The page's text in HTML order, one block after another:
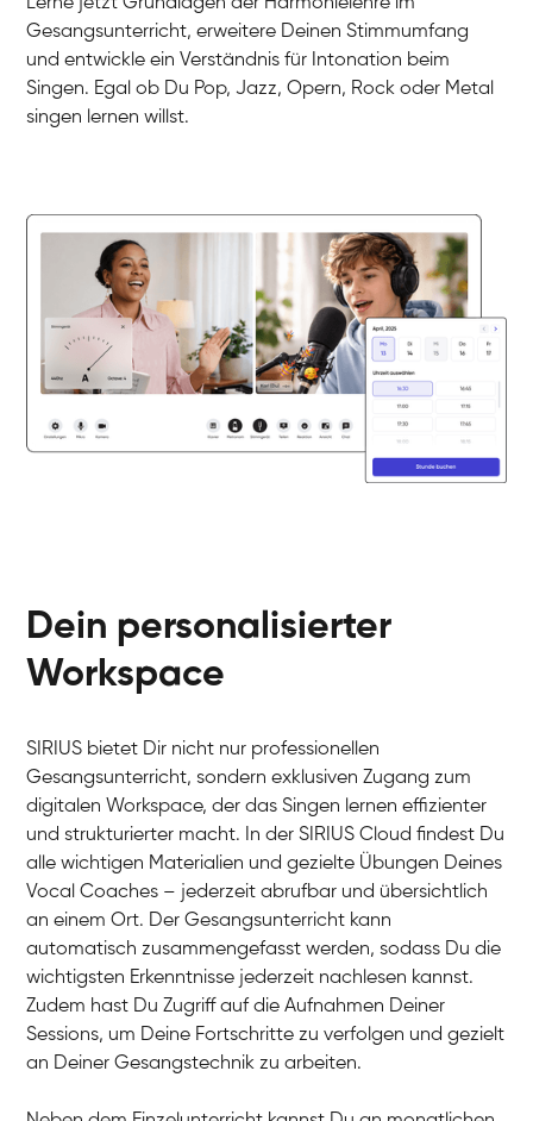
Gesang / Vocal
Gesang / Vocal
Gesang / Vocal
Lerne jetzt Grundlagen der Harmonielehre im
Gesangsunterricht, erweitere Deinen Stimmumfang
und entwickle ein Verständnis für Intonation beim
Singen. Egal ob Du Pop, Jazz, Opern, Rock oder Metal
singen lernen willst.
Dein personalisierter
Workspace
SIRIUS bietet Dir nicht nur professionellen
Gesangsunterricht, sondern exklusiven Zugang zum
digitalen Workspace, der das Singen lernen effizienter
und strukturierter macht. In der SIRIUS Cloud findest Du
alle wichtigen Materialien und gezielte Übungen Deines
Vocal Coaches – jederzeit abrufbar und übersichtlich
an einem Ort. Der Gesangsunterricht kann
automatisch zusammengefasst werden, sodass Du die
wichtigsten Erkenntnisse jederzeit nachlesen kannst.
Zudem hast Du Zugriff auf die Aufnahmen Deiner
Sessions, um Deine Fortschritte zu verfolgen und gezielt
an Deiner Gesangstechnik zu arbeiten.